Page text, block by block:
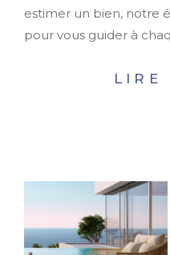
estimer un bien, notre
pour vous guider à
notre expertise locale
Hendaye
Notre agence
propose un service de
LIRE